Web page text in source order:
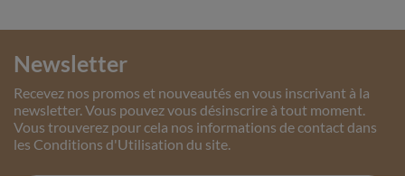
Newsletter
Recevez nos promos et nouveautés en vous inscrivant à la
newsletter. Vous pouvez vous désinscrire à tout moment.
Vous trouverez pour cela nos informations de contact dans
les Conditions d'Utilisation du site.